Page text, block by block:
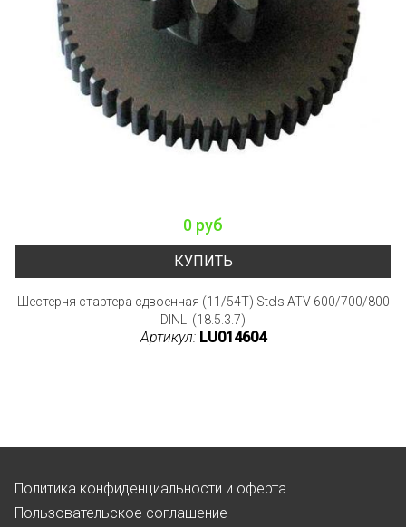
0 руб
КУПИТЬ
Шестерня стартера сдвоенная (11/54T) Stels ATV 600/700/800
DINLI (18.5.3.7)
Артикул: LU014604
Политика конфиденциальности и оферта
Пользовательское соглашение